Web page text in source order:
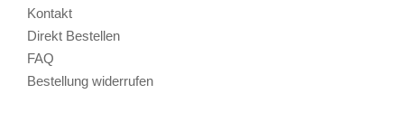
Kontakt
Direkt Bestellen
FAQ
Bestellung widerrufen